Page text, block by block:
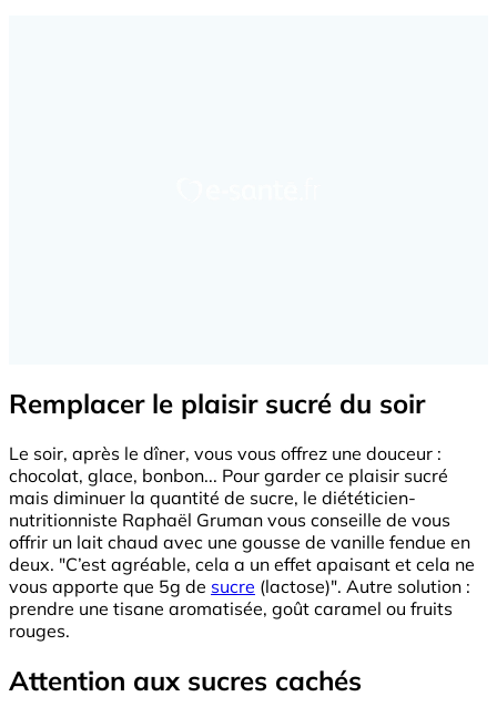
Remplacer le plaisir sucré du soir
Le soir, après le dîner, vous vous offrez une douceur :
chocolat, glace, bonbon... Pour garder ce plaisir sucré
mais diminuer la quantité de sucre, le diététicien-
nutritionniste Raphaël Gruman vous conseille de vous
offrir un lait chaud avec une gousse de vanille fendue en
deux. "C’est agréable, cela a un effet apaisant et cela ne
vous apporte que 5g de sucre (lactose)". Autre solution :
prendre une tisane aromatisée, goût caramel ou fruits
rouges.
Attention aux sucres cachés